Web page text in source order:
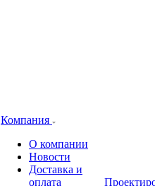
Компания
О компании
Новости
Доставка и
оплата